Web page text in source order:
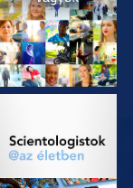
A SOROZAT